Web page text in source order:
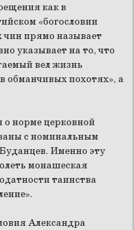
как в
«богословии
чин прямо называет
указывает на то, что
вел жизнь
обманчивых похотях», а
о норме церковной
с номинальным
Именно эту
монашеская
таинства
Александра